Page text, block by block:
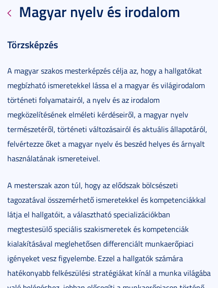
Magyar nyelv és irodalom
Törzsképzés
A magyar szakos mesterképzés célja az, hogy a hallgatókat
megbízható ismeretekkel lássa el a magyar és világirodalom
történeti folyamatairól, a nyelv és az irodalom
megközelítésének elméleti kérdéseiről, a magyar nyelv
természetéről, történeti változásairól és aktuális állapotáról,
felvértezze őket a magyar nyelv és beszéd helyes és árnyalt
használatának ismereteivel.
A mesterszak azon túl, hogy az elődszak bölcsészeti
tagozatával összemérhető ismeretekkel és kompetenciákkal
látja el hallgatóit, a választható specializációkban
megtestesülő speciális szakismeretek és kompetenciák
kialakításával meglehetősen differenciált munkaerőpiaci
igényeket vesz figyelembe. Ezzel a hallgatók számára
hatékonyabb felkészülési stratégiákat kínál a munka világába